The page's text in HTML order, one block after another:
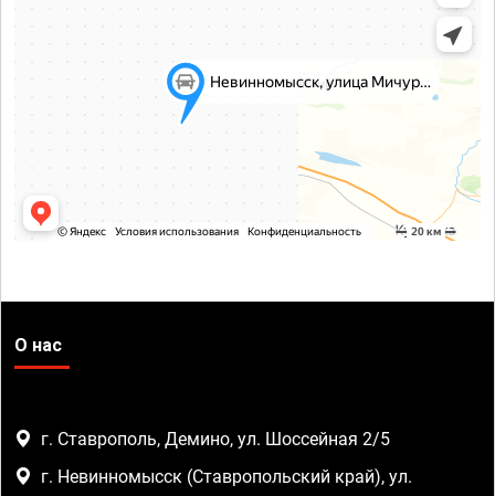
О нас
г. Ставрополь, Демино, ул. Шоссейная 2/5
г. Невинномысск (Ставропольский край), ул.